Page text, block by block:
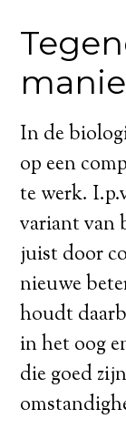
In de
op een
te werk.
variant van
juist door
nieuwe
houdt
in het oog
die goed